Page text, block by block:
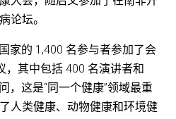
论坛。
家的 1,400 名参与者参加了会
，其中包括 400 名演讲者和
，这是“同一个健康”领域最重
人类健康、动物健康和环境健